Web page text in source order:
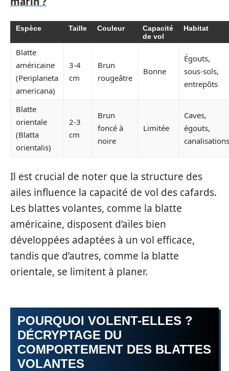
Espèce Taille Couleur
Capacité
de vol
Habitat
Blatte
américaine
(Periplaneta
americana)
3-4
cm
Brun
rougeâtre
Bonne
Égouts,
sous-sols,
entrepôts
Blatte
orientale
(Blatta
orientalis)
2-3
cm
Brun
foncé à
noire
Limitée
Caves,
égouts,
canalisations
Il est crucial de noter que la structure des
ailes influence la capacité de vol des cafards.
Les blattes volantes, comme la blatte
américaine, disposent d’ailes bien
développées adaptées à un vol efficace,
tandis que d’autres, comme la blatte
orientale, se limitent à planer.
POURQUOI VOLENT-ELLES ?
DÉCRYPTAGE DU
COMPORTEMENT DES BLATTES
VOLANTES